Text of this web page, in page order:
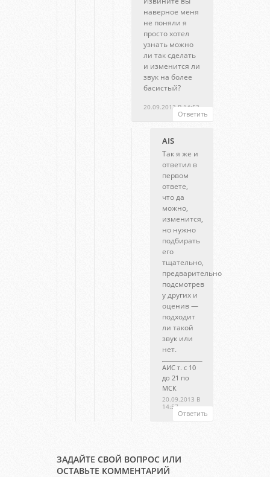
20.09.2013 В 14:53
наверное меня
не поняли я
просто хотел
узнать можно
ли так сделать
и изменится ли
звук на более
басистый?
Ответить
AIS
20.09.2013 В
14:57
Так я же и
ответил в
первом
ответе,
что да
можно,
изменится,
но нужно
подбирать
его
тщательно,
предварительно
подсмотрев
у других и
оценив —
подходит
ли такой
звук или
нет.
АИС т. с 10
до 21 по
МСК
Ответить
ЗАДАЙТЕ СВОЙ ВОПРОС ИЛИ
ОСТАВЬТЕ КОММЕНТАРИЙ